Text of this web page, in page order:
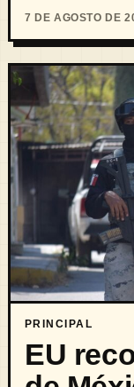
7 DE AGOSTO DE
PRINCIPAL
EU